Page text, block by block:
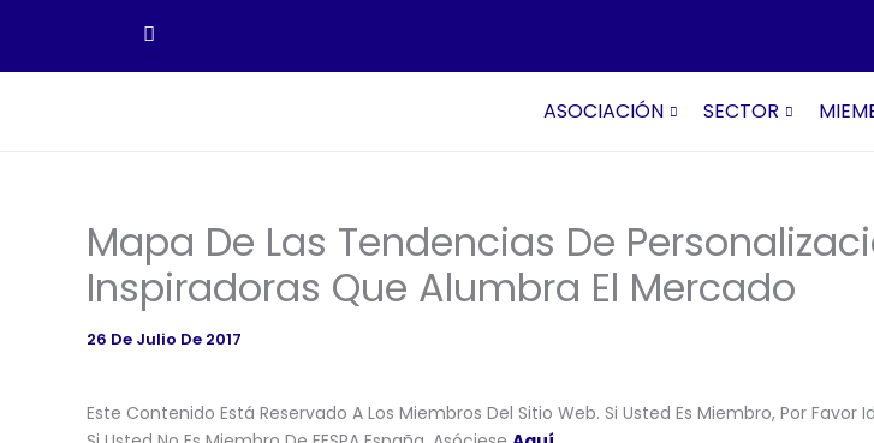
Contenido
ASOCIACIÓN SECTOR
Mapa De Las Tendencias De
Inspiradoras Que Alumbra El Mercado
26 De Julio De 2017
Este Contenido Está Reservado A Los Miembros Del Sitio Web. Si Usted Es Miembro, Por Favor